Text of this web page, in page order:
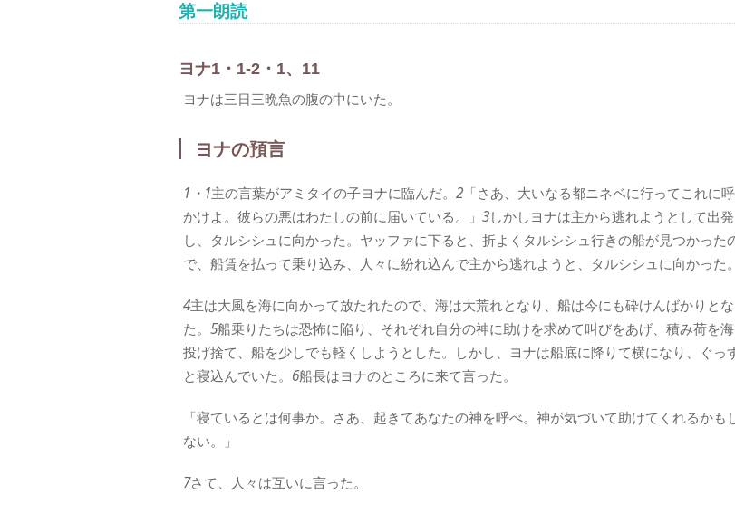
第一朗読
ヨナ1・1-2・1、11
ヨナは三日三晩魚の腹の中にいた。
ヨナの預言
1・1主の言葉がアミタイの子ヨナに臨んだ。 2 「さあ、大いなる都ニネベに行ってこれに
かけよ。彼らの悪はわたしの前に届いている。」 3しかしヨナは主から逃れようとして出発
し、タルシシュに向かった。ヤッファに下ると、折よくタルシシュ行きの船が見つかった
で、船賃を払って乗り込み、人々に紛れ込んで主から逃れようと、タルシシュに向かった。
4主は大風を海に向かって放たれたので、海は大荒れとなり、船は今にも砕けんばかりと
た。 5船乗りたちは恐怖に陥り、それぞれ自分の神に助けを求めて叫びをあげ、積み荷を
投げ捨て、船を少しでも軽くしようとした。しかし、ヨナは船底に降りて横になり、ぐっ
と寝込んでいた。 6船長はヨナのところに来て言った。
「寝ているとは何事か。さあ、起きてあなたの神を呼べ。神が気づいて助けてくれるかも
ない。」
7さて、人々は互いに言った。